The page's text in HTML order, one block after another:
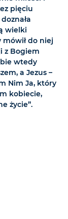
pięciu
wielki
mówił do niej
z Bogiem
wtedy
a Jezus –
Nim Ja, który
kobiecie,
życie”.